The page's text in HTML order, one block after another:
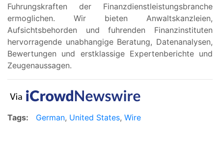
Fuhrungskraften der Finanzdienstleistungsbranche
ermoglichen. Wir bieten Anwaltskanzleien,
Aufsichtsbehorden und fuhrenden Finanzinstituten
hervorragende unabhangige Beratung, Datenanalysen,
Bewertungen und erstklassige Expertenberichte und
Zeugenaussagen.
Tags: German, United States, Wire